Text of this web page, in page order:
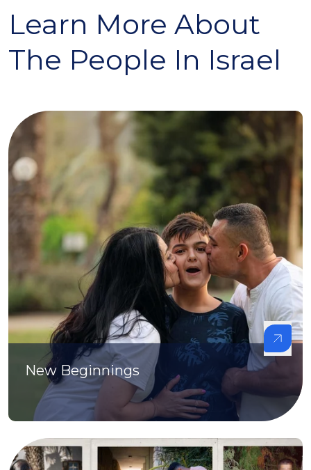
Learn More About
The People In Israel
New Beginnings